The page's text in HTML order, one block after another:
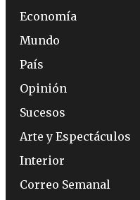
Economía
Mundo
País
Opinión
Sucesos
Arte y Espectáculos
Interior
Correo Semanal